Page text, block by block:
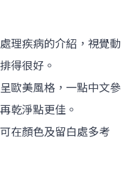
理疾病的介紹，視覺動
得很好。
歐美風格，一點中文參
乾淨點更佳。
在顏色及留白處多考